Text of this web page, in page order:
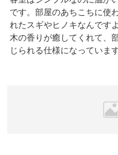
です。部屋のあちこちに使
れたスギやヒノキなんです
木の香りが癒してくれて、
じられる仕様になっています